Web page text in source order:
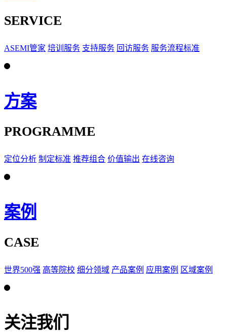
SERVICE
ASEMI管家 培训服务 支持服务 回访服务 服务流程标准
方案
PROGRAMME
定位分析 制定标准 推荐组合 价值输出 在线咨询
案例
CASE
世界500强 高等院校 细分领域 产品案例 应用案例 区域案例
关注我们